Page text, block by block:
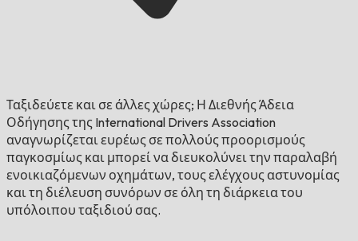
Ταξιδεύετε και σε άλλες χώρες; Η Διεθνής Άδεια
Οδήγησης της International Drivers Association
αναγνωρίζεται ευρέως σε πολλούς προορισμούς
παγκοσμίως και μπορεί να διευκολύνει την παραλαβή
ενοικιαζόμενων οχημάτων, τους ελέγχους αστυνομίας
και τη διέλευση συνόρων σε όλη τη διάρκεια του
υπόλοιπου ταξιδιού σας.